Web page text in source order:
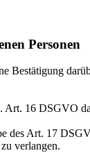
Personen
Bestätigung
Art. 16 DSGVO
des Art. 17
verlangen.